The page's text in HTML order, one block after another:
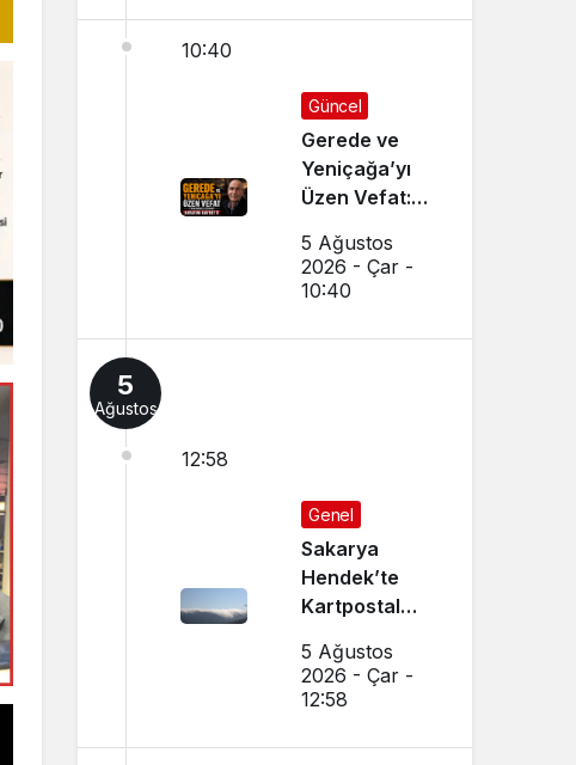
Zamlandı mı?
Güncel Sigara
Fiyatları
10:40
Güncel
Gerede ve
Yeniçağa’yı
Üzen Vefat:
Esnaf
Hayatını
5 Ağustos
2026 - Çar -
10:40
5
Ağustos
12:58
Genel
Sakarya
Hendek’te
Kartpostal
Büyüledi
5 Ağustos
2026 - Çar -
12:58